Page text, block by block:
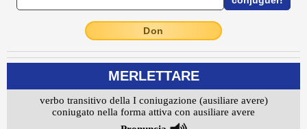
Don
MERLETTARE
verbo transitivo della I coniugazione (ausiliare avere)
coniugato nella forma attiva con ausiliare avere